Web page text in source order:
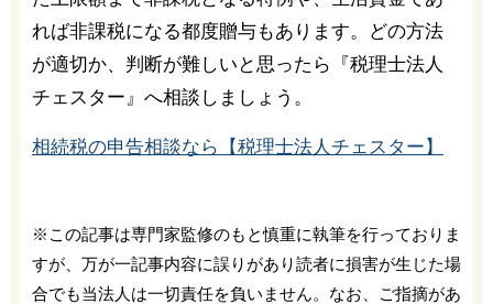
れば非課税になる都度贈与もあります。どの方法
が適切か、判断が難しいと思ったら『税理士法人
チェスター』へ相談しましょう。
相続税の申告相談なら【税理士法人チェスター】
※この記事は専門家監修のもと慎重に執筆を行っておりま
すが、万が一記事内容に誤りがあり読者に損害が生じた場
合でも当法人は一切責任を負いません。なお、ご指摘があ